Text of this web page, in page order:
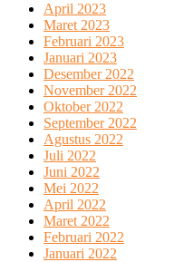
April 2023
Maret 2023
Februari 2023
Januari 2023
Desember 2022
November 2022
Oktober 2022
September 2022
Agustus 2022
Juli 2022
Juni 2022
Mei 2022
April 2022
Maret 2022
Februari 2022
Januari 2022